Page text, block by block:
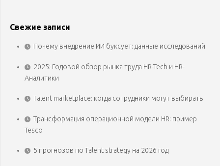
Свежие записи
Почему внедрение ИИ буксует: данные исследований
2025: Годовой обзор рынка труда HR-Tech и HR-
Аналитики
Talent marketplace: когда сотрудники могут выбирать
Трансформация операционной модели HR: пример
Tesco
5 прогнозов по Talent strategy на 2026 год